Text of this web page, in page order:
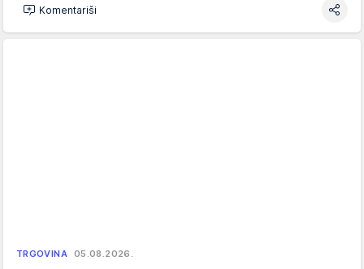
Komentariši
TRGOVINA 05.08.2026.